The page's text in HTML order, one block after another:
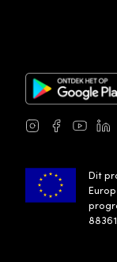
Google Play
Instagram
Facebook
Youtube
Dit